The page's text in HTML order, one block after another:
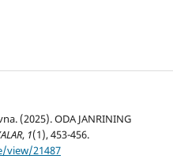
(2025). ODA JANRINING
, 1(1), 453-456.
view/21487